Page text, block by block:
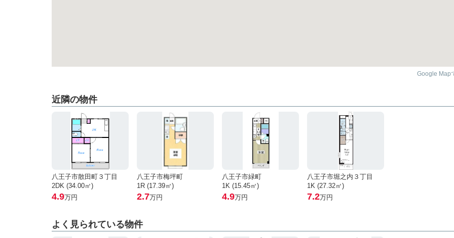
Google Map
近隣の物件
八王子市散田町３丁目
2DK (34.00㎡)
4.9万円
八王子市梅坪町
1R (17.39㎡)
2.7万円
八王子市緑町
1K (15.45㎡)
4.9万円
八王子市堀之内３丁目
1K (27.32㎡)
7.2万円
よく見られている物件